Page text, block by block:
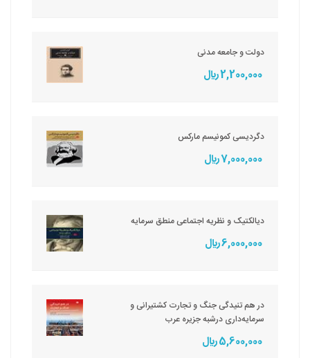
دولت و جامعه مدنی
2,200,000 ريال
دگردیسی کمونیسم مارکس
7,000,000 ريال
دیالکتیک و نظریه اجتماعی منطق سرمایه
6,000,000 ريال
در هم تنیدگی جنگ و تجارت کشتیرانی و
سرمایه‌داری درشبه جزیره عرب
5,600,000 ريال